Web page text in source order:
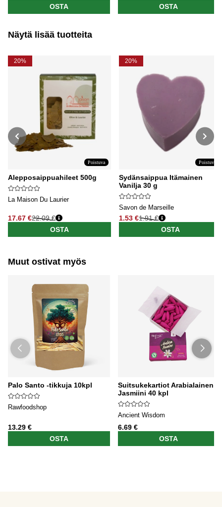
OSTA
OSTA
Näytä lisää tuotteita
20%
Poistuva
Alepposaippuahileet 500g
La Maison Du Laurier
17.67 €
Normaali hinta
22.09 €
OSTA
20%
Poistuva
Sydänsaippua Itämainen
Vanilja 30 g
Savon de Marseille
1.53 €
Normaali hinta
1.91 €
OSTA
Muut ostivat myös
Palo Santo -tikkuja 10kpl
Rawfoodshop
13.29 €
OSTA
Suitsukekartiot Arabialainen
Jasmiini 40 kpl
Ancient Wisdom
6.69 €
OSTA